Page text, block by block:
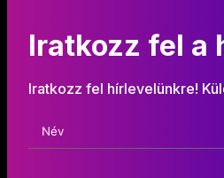
Iratkozz fel a
Iratkozz fel hírlevelünkre!